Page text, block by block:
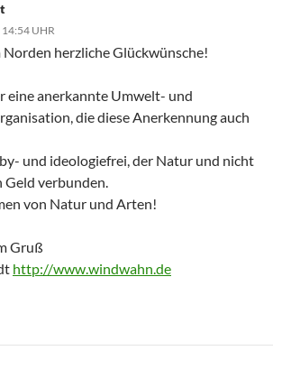
UHR
Norden herzliche Glückwünsche!
eine anerkannte Umwelt- und
die diese Anerkennung auch
und ideologiefrei, der Natur und nicht
Geld verbunden.
von Natur und Arten!
Gruß
http://www.windwahn.de